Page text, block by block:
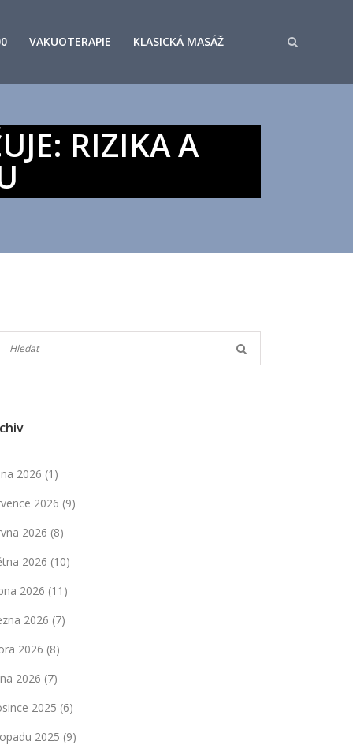
VAKUOTERAPIE KLASICKÁ MASÁŽ
RIZIKA A
2026 (1)
2026 (9)
2026 (8)
2026 (10)
2026 (11)
2026 (7)
2026 (8)
2026 (7)
2025 (6)
2025 (9)